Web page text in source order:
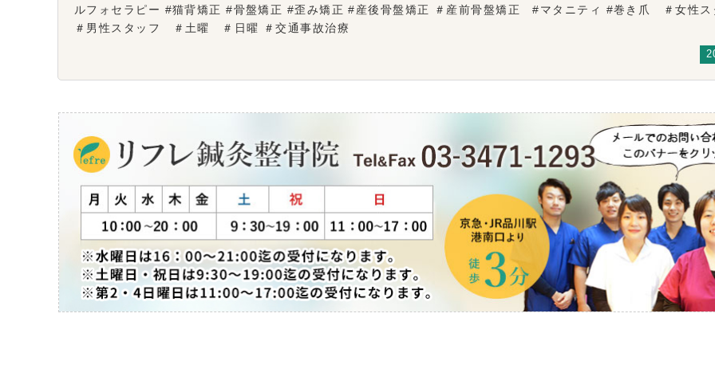
ルフォセラピー #猫背矯正 #骨盤矯正 #歪み矯正 #産後骨盤矯正 ＃産前骨盤矯正 #マタニティ #巻き爪 ＃女性
＃男性スタッフ ＃土曜 ＃日曜 ＃交通事故治療